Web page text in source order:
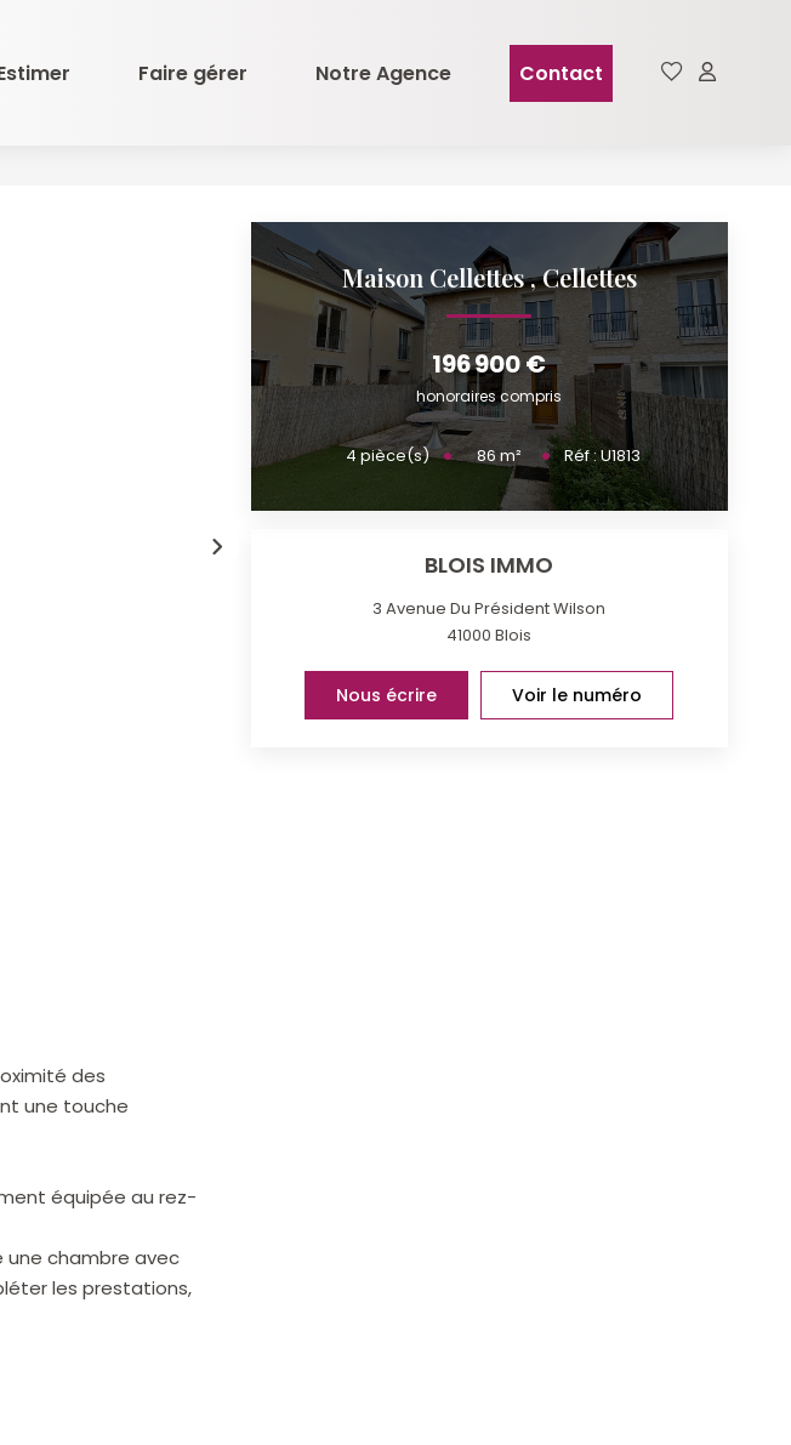
Faire gérer Notre Agence Contact
des
une touche
équipée au rez-
une chambre avec
les prestations,
Maison Cellettes,Cellettes
196 900 €
honoraires compris
4pièce(s) 86 m² Réf :U1813
BLOIS IMMO
3 Avenue Du Président Wilson
41000Blois
Nous écrire Voir le numéro